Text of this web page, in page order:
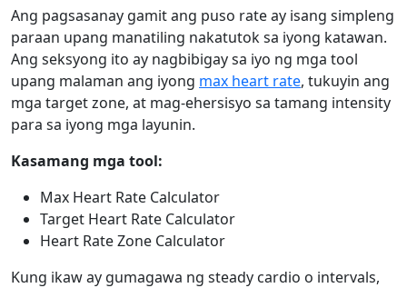
Ang pagsasanay gamit ang puso rate ay isang simpleng
paraan upang manatiling nakatutok sa iyong katawan.
Ang seksyong ito ay nagbibigay sa iyo ng mga tool
upang malaman ang iyong max heart rate, tukuyin ang
mga target zone, at mag-ehersisyo sa tamang intensity
para sa iyong mga layunin.
Kasamang mga tool:
Max Heart Rate Calculator
Target Heart Rate Calculator
Heart Rate Zone Calculator
Kung ikaw ay gumagawa ng steady cardio o intervals,